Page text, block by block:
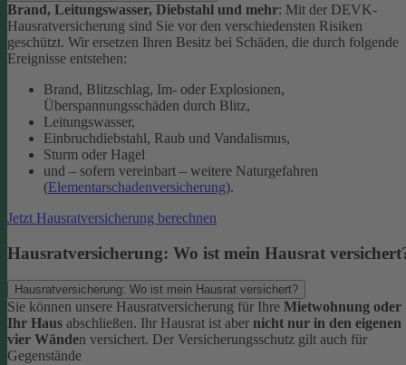
Brand, Leitungswasser, Diebstahl und mehr: Mit der DEVK-
Hausratversicherung sind Sie vor den verschiedensten Risiken
geschützt. Wir ersetzen Ihren Besitz bei Schäden, die durch folgende
Ereignisse entstehen:
Brand, Blitzschlag, Im- oder Explosionen,
Überspannungsschäden durch Blitz,
Leitungswasser,
Einbruchdiebstahl, Raub und Vandalismus,
Sturm oder Hagel
und – sofern vereinbart – weitere Naturgefahren
(Elementarschadenversicherung).
Jetzt Hausratversicherung berechnen
Hausratversicherung: Wo ist mein Hausrat
Hausratversicherung: Wo ist mein Hausrat versichert?
Sie können unsere Hausratversicherung für Ihre Mietwohnung oder
Ihr Haus abschließen. Ihr Hausrat ist aber nicht nur in den eigenen
vier Wänden versichert. Der Versicherungsschutz gilt auch für
Gegenstände